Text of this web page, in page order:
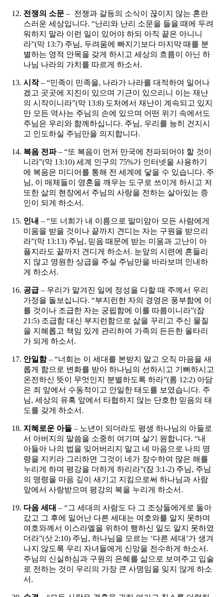
전쟁의 소문 – 전쟁과 갈등의 소식이 끊이지 않는 혼란
스러운 세상입니다. “난리와 난리 소문을 들을 때에 두려
워하지 말라 이런 일이 있어야 하되 아직 끝은 아니니
라”(막 13:7) 주님, 두려움에 빠지기보다 마지막 때를 분
별하는 영적 안목을 갖게 하시고 세상의 흐름이 아닌 하
나님 나라의 가치를 따르게 하소서.
시작– “민족이 민족을, 나라가 나라를 대적하여 일어나
겠고 곳곳에 지진이 있으며 기근이 있으리니 이는 재난
의 시작이니라”(막 13:8) 도처에서 재난이 계속되고 있지
만 모든 역사는 주님의 손에 있으며 어떤 위기 속에서도
주님은 우리와 함께하십니다. 주님, 우리를 능히 건지시
고 인도하실 주님만을 의지합니다.
복음 전파– “또 복음이 먼저 만국에 전파되어야 할 것이
니라”(막 13:10) 세계 인구의 75%가 인터넷을 사용하기
에 복음은 미디어를 통해 전 세계에 닿을 수 있습니다. 주
님, 이 매체들이 영혼을 깨우는 도구로 쓰이게 하시고 저
또한 삶의 현장에서 주님의 사랑을 전하는 살아있는 증
인이 되게 하소서.
인내 – “또 너희가 내 이름으로 말미암아 모든 사람에게
미움을 받을 것이나 끝까지 견디는 자는 구원을 받으리
라”(막 13:13) 주님, 믿음 때문에 받는 미움과 고난이 아
플지라도 끝까지 견디게 하소서. 눈앞의 시련에 흔들리
지 않고 영원한 상급을 주실 주님만을 바라보며 인내하
게 하소서.
공급 – 우리가 맡겨진 일에 정성을 다할 때 주께서 우리
가정을 돌보십니다. “부지런한 자의 경영은 풍부함에 이
를 것이나 조급한 자는 궁핍함에 이를 따름이니라”(잠
21:5) 조급함 대신 부지런함으로 삶을 꾸리고 주신 물질
을 지혜롭고 책임 있게 관리하여 가족의 든든한 울타리
가 되게 하소서.
안일함– “너희는 이 세대를 본받지 말고 오직 마음을 새
롭게 함으로 변화를 받아 하나님의 선하시고 기뻐하시고
온전하신 뜻이 무엇인지 분별하도록 하라”(롬 12:2) 아담
은 죄 앞에서 수동적이고 안일한 태도를 보였습니다. 주
님, 세상의 유혹 앞에서 타협하지 않는 단호한 믿음의 태
도를 갖게 하소서.
지혜로운 아들 – 노년이 되더라도 평생 하나님의 아들로
서 아버지의 말씀을 소중히 여기며 살기 원합니다. “내
아들아 나의 법을 잊어버리지 말고 네 마음으로 나의 명
령을 지키라 그리하면 그것이 네가 장수하여 많은 해를
누리게 하며 평강을 더하게 하리라”(잠 3:1-2) 주님, 주님
의 명령을 마음 깊이 새기고 지킴으로써 하나님과 사람
앞에서 사랑받으며 평강의 복을 누리게 하소서.
다음 세대 – “그 세대의 사람도 다 그 조상들에게로 돌아
갔고 그 후에 일어난 다른 세대는 여호와를 알지 못하며
여호와께서 이스라엘을 위하여 행하신 일도 알지 못하였
더라”(삿 2:10) 주님, 하나님을 모르는 ‘다른 세대’가 생겨
나지 않도록 우리 자녀들에게 신앙을 전수하게 하소서.
주님의 신실하심과 구원의 은혜를 삶으로 보여주고 입술
로 전하는 것이 우리의 가장 큰 사명임을 잊지 않게 하소
서.